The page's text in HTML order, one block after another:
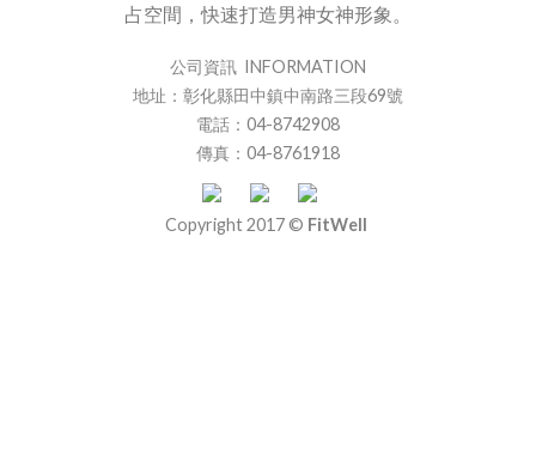
占空間，快速打造男神女神形象。
公司資訊 INFORMATION
地址：彰化縣田中鎮中南路三段69號
電話：04-8742908
傳真：04-8761918
Copyright 2017 © FitWell